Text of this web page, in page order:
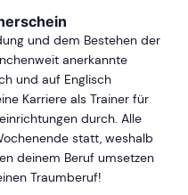
und dem Bestehen der
anerkannte
und auf Englisch
Karriere als Trainer für
durch. Alle
statt, weshalb
deinem Beruf umsetzen
Traumberuf!